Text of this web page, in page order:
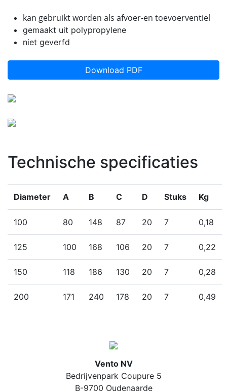
kan gebruikt worden als afvoer-en toevoerventiel
gemaakt uit polypropylene
niet geverfd
Download PDF
Technische specificaties
Diameter A B C D Stuks Kg
100 80 148 87 20 7 0,18
125 100 168 106 20 7 0,22
150 118 186 130 20 7 0,28
200 171 240 178 20 7 0,49
Vento NV
Bedrijvenpark Coupure 5
B-9700 Oudenaarde